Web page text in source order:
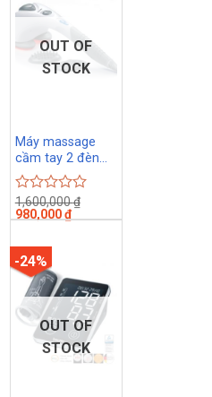
OUT OF
STOCK
Máy massage
cầm tay 2 đèn
hồng ngoại
Beurer MG80
Rated
0
of
5
1,600,000₫
980,000₫
-24%
OUT OF
STOCK